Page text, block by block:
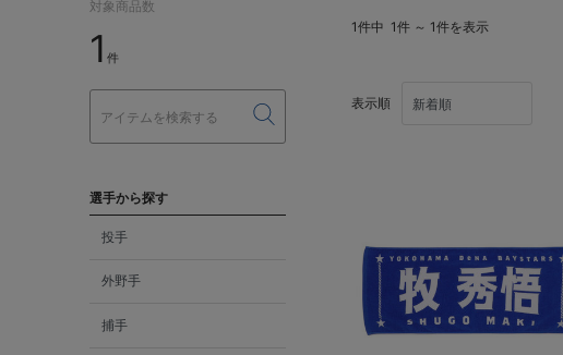
対象商品数
1 件
選手から探す
投手
外野手
捕手
1件中 1件 ～ 1件を表示
表示順